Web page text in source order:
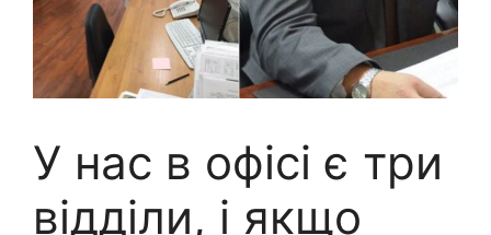
У нас в офісі є три
відділи, і якщо